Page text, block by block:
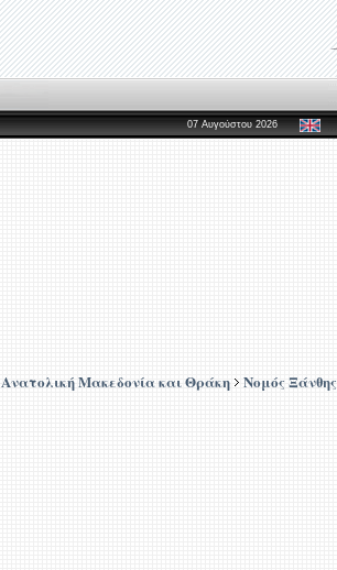
07 Αυγούστου 2026
Ανατολική Μακεδονία και Θράκη Νομός Ξάνθης